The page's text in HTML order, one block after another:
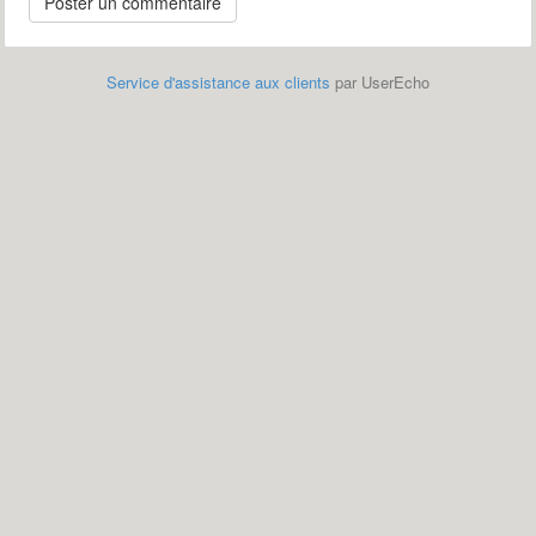
Service d'assistance aux clients par UserEcho